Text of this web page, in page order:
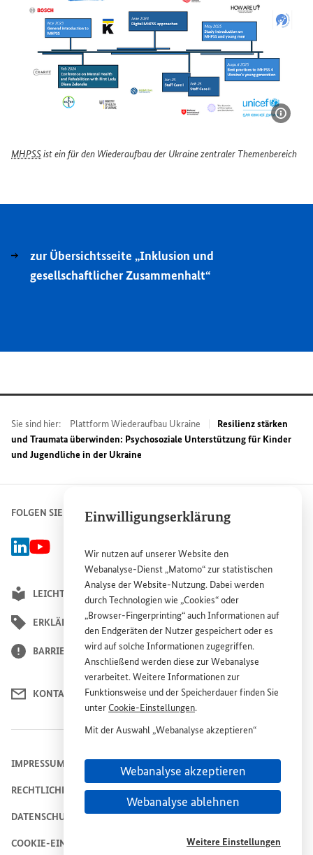
Einwilligungserklärung
Wir nutzen auf unsererWebsite den
Webanalyse-Dienst „Matomo“ zur statistischen
Analyse derWebsite-Nutzung. Dabei werden
durch Technologien wie „Cookies“ oder
„Browser-Fingerprinting“ auch Informationen auf
den Endgeräten der Nutzer gespeichert oder es
wird auf solche Informationen zugegriffen.
Anschließend werden diese zur Webanalyse
verarbeitet. Weitere Informationen zur
Funktionsweise und der Speicherdauer finden Sie
unterCookie-Einstellungen.
Mit der Auswahl „Webanalyse akzeptieren“
Dienstes „Matomo“ auf derWebsite„Plattform
Wiederaufbau Ukraine“ zu. Diese Einwilligung ist
freiwillig, für die Nutzung derWebsitenicht
erforderlich und kann jederzeit für die Zukunft
Webanalyse akzeptieren
Webanalyse ablehnen
Weitere Einstellungen
MHPSSist ein für den Wiederaufbau der Ukraine zentraler Themenbereich
zur Übersichtsseite „Inklusion und
gesellschaftlicher Zusammenhalt“
Sie sind hier: Plattform Wiederaufbau Ukraine
Resilienz stärken
und Traumata überwinden: Psychosoziale Unterstützung für Kinder
und Jugendliche in der Ukraine
FOLGEN SIE UNS
Linked-In Gruppe Plattform Wiederaufbau Ukraine, Externer Link
BMZ Youtube-Kanal, Externer Link
LEICHTE SPRACHE
ERKLÄRUNG ZUR BARRIEREFREIHEIT
BARRIERE MELDEN
KONTAKT
IMPRESSUM
RECHTLICHE HINWEISE
DATENSCHUTZHINWEIS
COOKIE-EINSTELLUNGEN